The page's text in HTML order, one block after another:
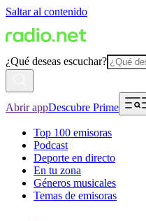
Saltar al contenido
¿Qué deseas escuchar?
Abrir appDescubre Prime
Top 100 emisoras
Podcast
Deporte en directo
En tu zona
Géneros musicales
Temas de emisoras